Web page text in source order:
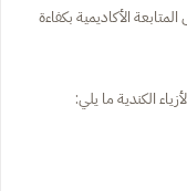
الأكاديمية بكفاءة
الكندية ما يلي: